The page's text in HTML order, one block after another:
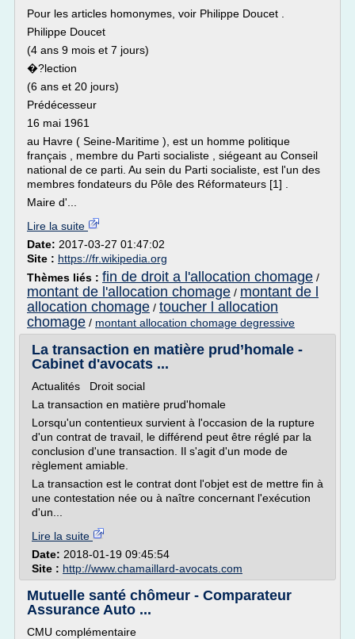
Pour les articles homonymes, voir Philippe Doucet .
Philippe Doucet
(4 ans 9 mois et 7 jours)
�?lection
(6 ans et 20 jours)
Prédécesseur
16 mai 1961
au Havre ( Seine-Maritime ), est un homme politique
français , membre du Parti socialiste , siégeant au Conseil
national de ce parti. Au sein du Parti socialiste, est l'un des
membres fondateurs du Pôle des Réformateurs [1] .
Maire d'...
Lire la suite
Date: 2017-03-27 01:47:02
Site : https://fr.wikipedia.org
Thèmes liés : fin de droit a l'allocation chomage /
montant de l'allocation chomage / montant de l
allocation chomage / toucher l allocation
chomage / montant allocation chomage degressive
La transaction en matière prud’homale -
Cabinet d'avocats ...
Actualités Droit social
La transaction en matière prud'homale
Lorsqu'un contentieux survient à l'occasion de la rupture
d'un contrat de travail, le différend peut être réglé par la
conclusion d'une transaction. Il s'agit d'un mode de
règlement amiable.
La transaction est le contrat dont l'objet est de mettre fin à
une contestation née ou à naître concernant l'exécution
d'un...
Lire la suite
Date: 2018-01-19 09:45:54
Site : http://www.chamaillard-avocats.com
Mutuelle santé chômeur - Comparateur
Assurance Auto ...
CMU complémentaire